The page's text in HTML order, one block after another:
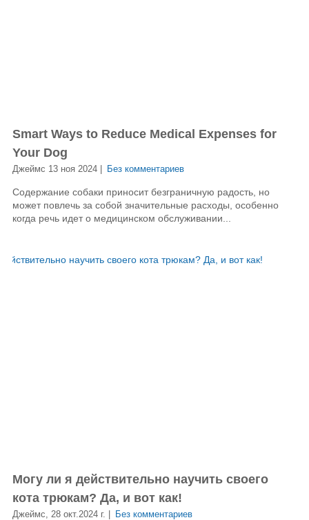
Smart Ways to Reduce Medical Expenses for
Your Dog
Джеймс 13 ноя 2024 | Без комментариев
Содержание собаки приносит безграничную радость, но
может повлечь за собой значительные расходы, особенно
когда речь идет о медицинском обслуживании...
Могу ли я действительно научить своего
кота трюкам? Да, и вот как!
Джеймс, 28 окт.2024 г. | Без комментариев